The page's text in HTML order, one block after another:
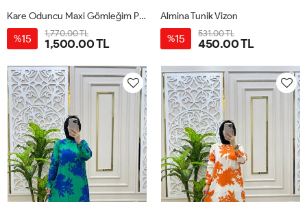
38-
40
42-
44
46-
50-
52
Kare Oduncu Maxi Gömleğim Petrol Yeşili
%15 1,770.00 TL
1,500.00 TL
38-
40
42-
44
46-
48
50-
52
Almina Tunik Vizon
%15 531.00 TL
450.00 TL